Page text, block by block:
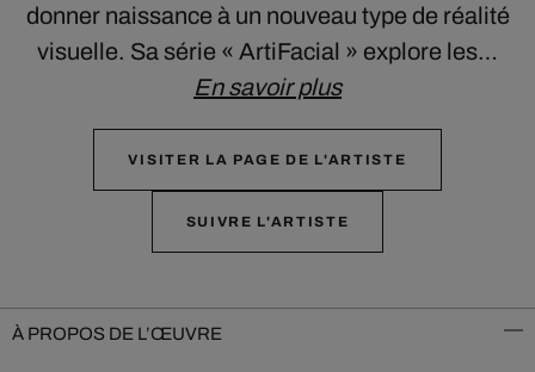
donner naissance à un nouveau type de réalité
visuelle. Sa série « ArtiFacial » explore les…
En savoir plus
VISITER LA PAGE DE L'ARTISTE
SUIVRE L'ARTISTE
À PROPOS DE L’ŒUVRE